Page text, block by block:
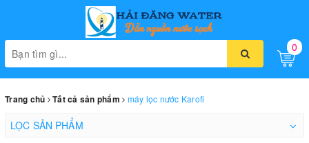
Toggle
0
Trang chủ Tất cả sản phẩm máy lọc nước Karofi
LỌC SẢN PHẨM